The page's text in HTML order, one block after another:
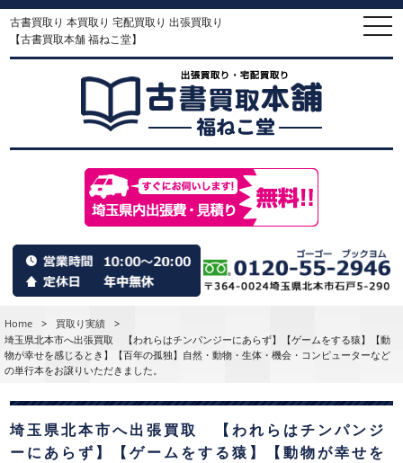
古書買取り 本買取り 宅配買取り 出張買取り
【古書買取本舗 福ねこ堂】
Home > 買取り実績
>
埼玉県北本市へ出張買取 【われらはチンパンジーにあらず】【ゲームをする猿】【動
物が幸せを感じるとき】【百年の孤独】自然・動物・生体・機会・コンピューターなど
の単行本をお譲りいただきました。
埼玉県北本市へ出張買取 【われらはチンパンジ
ーにあらず】【ゲームをする猿】【動物が幸せを